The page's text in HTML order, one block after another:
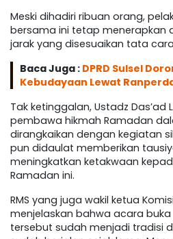
Meski dihadiri ribuan orang,
bersama ini tetap menerapkan
jarak yang disesuaikan tata
Baca Juga : DPRD Sulsel
Kebudayaan Lewat
Tak ketinggalan, Ustadz
pembawa hikmah Ramadan
dirangkaikan dengan kegiatan
pun didaulat memberikan
meningkatkan ketakwaan
Ramadan ini.
RMS yang juga wakil ketua Komisi
menjelaskan bahwa acara
tersebut sudah menjadi tradisi